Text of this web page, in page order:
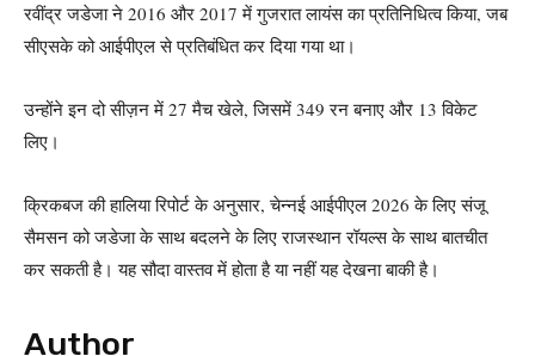
रवींद्र जडेजा ने 2016 और 2017 में गुजरात लायंस का प्रतिनिधित्व किया, जब
सीएसके को आईपीएल से प्रतिबंधित कर दिया गया था।
उन्होंने इन दो सीज़न में 27 मैच खेले, जिसमें 349 रन बनाए और 13 विकेट
लिए।
क्रिकबज की हालिया रिपोर्ट के अनुसार, चेन्नई आईपीएल 2026 के लिए संजू
सैमसन को जडेजा के साथ बदलने के लिए राजस्थान रॉयल्स के साथ बातचीत
कर सकती है। यह सौदा वास्तव में होता है या नहीं यह देखना बाकी है।
Author